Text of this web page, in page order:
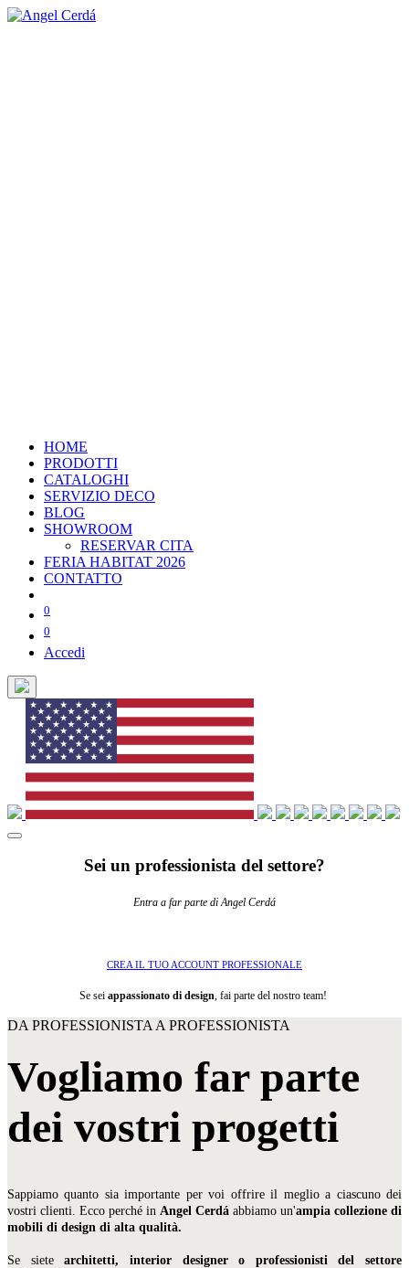
HOME
PRODOTTI
CATALOGHI
SERVIZIO DECO
BLOG
SHOWROOM
RESERVAR CITA
FERIA HABITAT 2026
CONTATTO
0
0
Accedi
Sei un professionista del settore?
Entra a far parte di Angel Cerdá
CREA IL TUO ACCOUNT PROFESSIONALE
Se sei appassionato di design, fai parte del nostro team!
DA PROFESSIONISTA A PROFESSIONISTA
Vogliamo far parte
dei vostri progetti
Sappiamo quanto sia importante per voi offrire il meglio a ciascuno dei
vostri clienti. Ecco perché in Angel Cerdá abbiamo un'ampia collezione di
mobili di design di alta qualità.
Se sietearchitetti, interior designer o professionisti del settore